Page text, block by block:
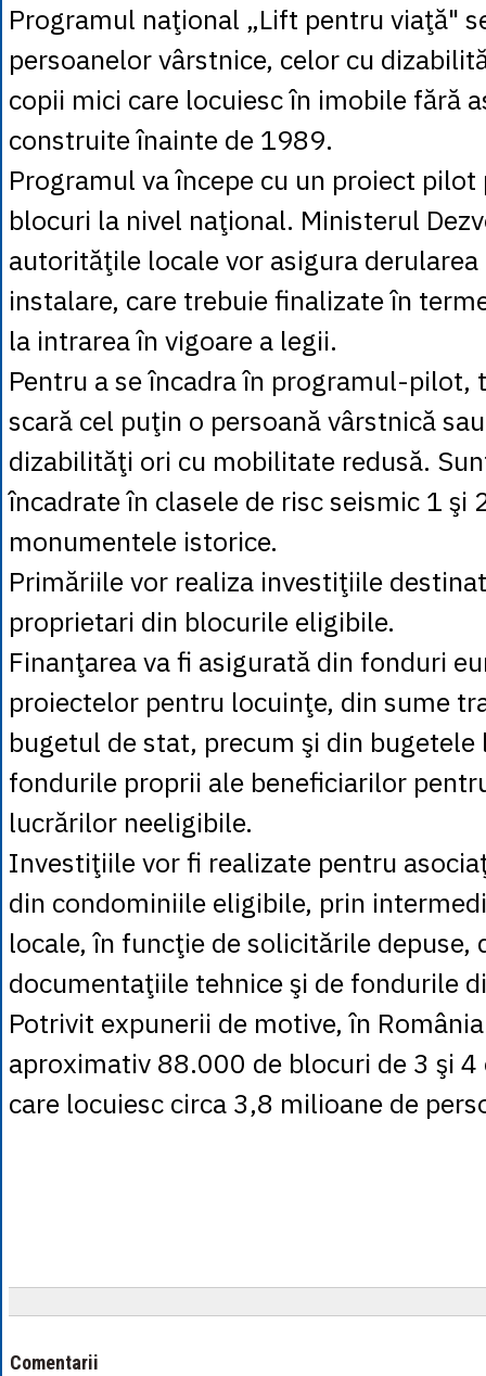
Programul naţional „Lift pentru viaţă"
persoanelor vârstnice, celor cu
copii mici care locuiesc în imobile fără
construite înainte de 1989.
Programul va începe cu un proiect
blocuri la nivel naţional. Ministerul
autorităţile locale vor asigura
instalare, care trebuie finalizate în
la intrarea în vigoare a legii.
Pentru a se încadra în programul-pilot,
scară cel puţin o persoană vârstnică
dizabilităţi ori cu mobilitate redusă.
încadrate în clasele de risc seismic 1 şi
monumentele istorice.
Primăriile vor realiza investiţiile
proprietari din blocurile eligibile.
Finanţarea va fi asigurată din fonduri
proiectelor pentru locuinţe, din sume
bugetul de stat, precum şi din bugetele
fondurile proprii ale beneficiarilor
lucrărilor neeligibile.
Investiţiile vor fi realizate pentru
din condominiile eligibile, prin
locale, în funcţie de solicitările depuse,
documentaţiile tehnice şi de fondurile
Potrivit expunerii de motive, în
aproximativ 88.000 de blocuri de 3 şi
care locuiesc circa 3,8 milioane de
Comentarii